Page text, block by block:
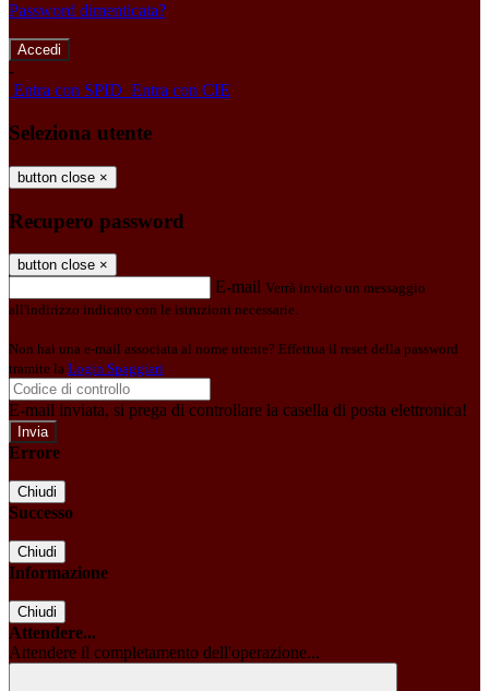
Password dimenticata?
-
Entra con SPID Entra con CIE
Seleziona utente
button close ×
Recupero password
button close ×
E-mail Verrà inviato un messaggio
all'indirizzo indicato con le istruzioni necessarie.
Non hai una e-mail associata al nome utente? Effettua il reset della password
tramite la Login Spaggiari
E-mail inviata, si prega di controllare la casella di posta elettronica!
Errore
Chiudi
Successo
Chiudi
Informazione
Chiudi
Attendere...
Attendere il completamento dell'operazione...